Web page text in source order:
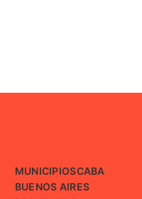
MUNICIPIOSCABA
BUENOS AIRES